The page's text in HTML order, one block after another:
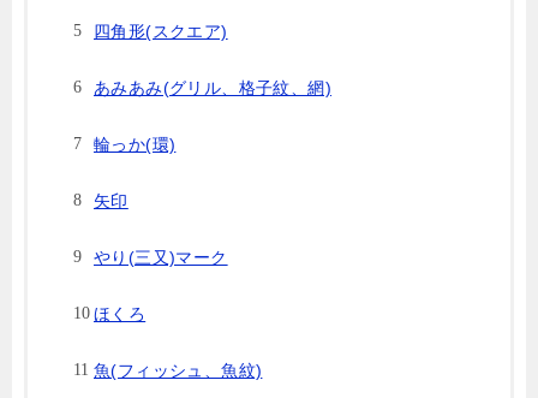
四角形(スクエア)
あみあみ(グリル、格子紋、網)
輪っか(環)
矢印
やり(三又)マーク
ほくろ
魚(フィッシュ、魚紋)